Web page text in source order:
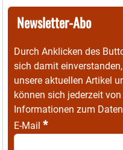
Newsletter-Abo
Durch Anklicken des
sich damit
unsere aktuellen Artikel
können sich jederzeit
Informationen zum
E-Mail *